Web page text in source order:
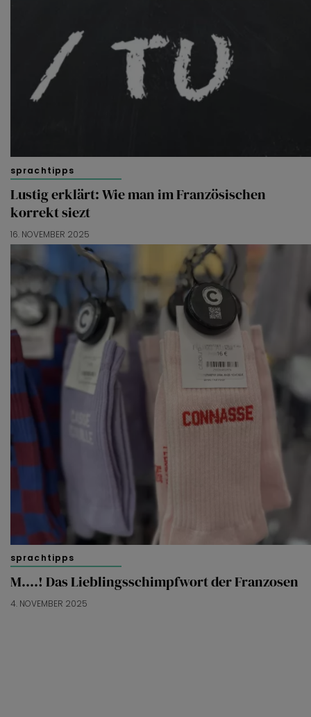
voorkeuren af te stemmen. Je kunt je voorkeuren
beheren via ‘Zelf instellen’. Klik je op ‘Accepteren en
doorgaan’ dan ga je akkoord met het gebruik van alle
cookies zoals omschreven in onze
Cookieverklaring
sprachtipps
Lustig erklärt: Wie man im Französischen
korrekt siezt
16. NOVEMBER 2025
sprachtipps
M….! Das Lieblingsschimpfwort der Franzosen
4. NOVEMBER 2025